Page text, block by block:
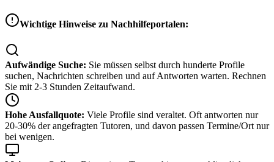
Wichtige Hinweise zu Nachhilfeportalen:
Aufwändige Suche: Sie müssen selbst durch hunderte Profile
suchen, Nachrichten schreiben und auf Antworten warten. Rechnen
Sie mit 2-3 Stunden Zeitaufwand.
Hohe Ausfallquote: Viele Profile sind veraltet. Oft antworten nur
20-30% der angefragten Tutoren, und davon passen Termine/Ort nur
bei wenigen.